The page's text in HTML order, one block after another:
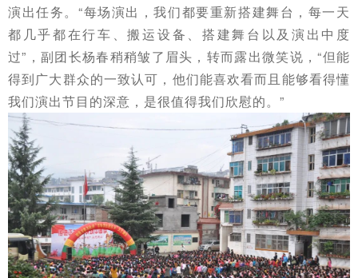
演出任务。“每场演出，我们都要重新搭建舞台，每一天
都几乎都在行车、搬运设备、搭建舞台以及演出中度
过”，副团长杨春稍稍皱了眉头，转而露出微笑说，“但能
得到广大群众的一致认可，他们能喜欢看而且能够看得懂
我们演出节目的深意，是很值得我们欣慰的。”